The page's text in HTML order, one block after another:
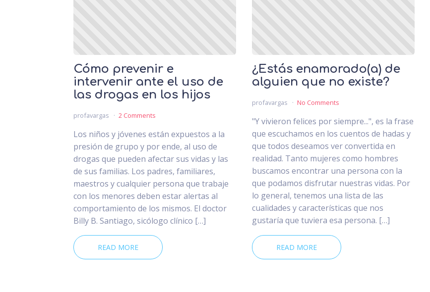
Cómo prevenir e
intervenir ante el uso de
las drogas en los hijos
profavargas 2 Comments
Los niños y jóvenes están expuestos a la
presión de grupo y por ende, al uso de
drogas que pueden afectar sus vidas y las
de sus familias. Los padres, familiares,
maestros y cualquier persona que trabaje
con los menores deben estar alertas al
comportamiento de los mismos. El doctor
Billy B. Santiago, sicólogo clínico […]
READ MORE
¿Estás enamorado(a) de
alguien que no existe?
profavargas No Comments
"Y vivieron felices por siempre...", es la frase
que escuchamos en los cuentos de hadas y
que todos deseamos ver convertida en
realidad. Tanto mujeres como hombres
buscamos encontrar una persona con la
que podamos disfrutar nuestras vidas. Por
lo general, tenemos una lista de las
cualidades y características que nos
gustaría que tuviera esa persona. […]
READ MORE